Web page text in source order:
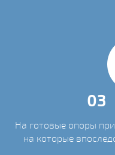
03
На готовые опоры
на которые